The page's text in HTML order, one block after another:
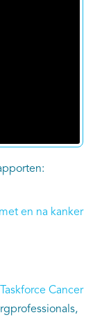
en na kanker
Taskforce Cancer